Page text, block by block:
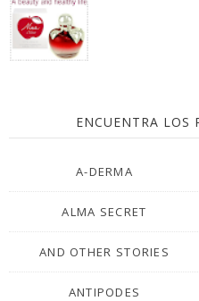
ENCUENTRA LOS
A-DERMA
ALMA SECRET
AND OTHER STORIES
ANTIPODES